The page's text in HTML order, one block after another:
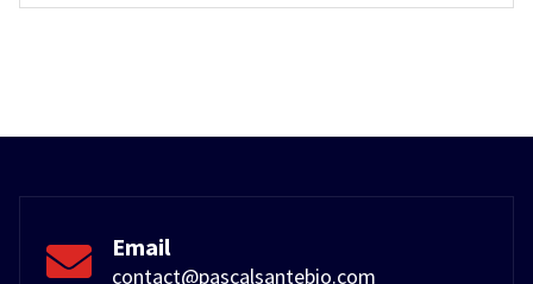
Email
contact@pascalsantebio.com